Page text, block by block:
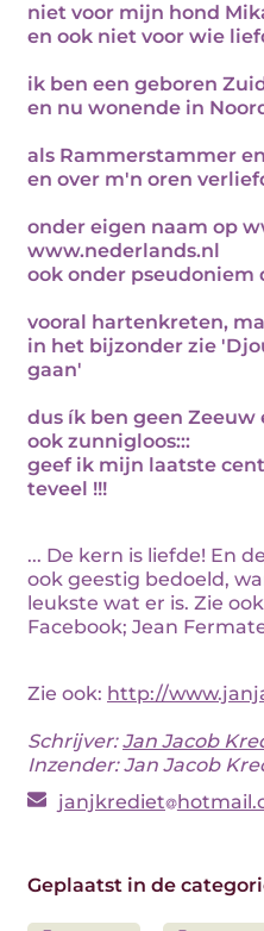
niet voor mijn hond
en ook niet voor wie
ik ben een geboren
en nu wonende in
als Rammerstammer
en over m'n oren
onder eigen naam op
www.nederlands.nl
ook onder pseudoniem
vooral hartenkreten,
in het bijzonder zie
gaan'
dus ík ben geen
ook zunnigloos:::
geef ik mijn laatste
teveel !!!
... De kern is liefde! En
ook geestig bedoeld,
leukste wat er is. Zie ook
Facebook; Jean
Zie ook: http://
Schrijver:Jan Jacob
Inzender: Jan Jacob
janjkrediet
Geplaatst in de